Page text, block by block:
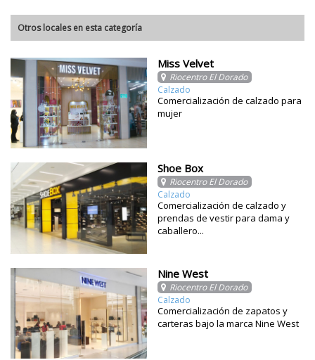
Otros locales en esta categoría
Miss Velvet
Riocentro El Dorado
Calzado
Comercialización de calzado para
mujer
Shoe Box
Riocentro El Dorado
Calzado
Comercialización de calzado y
prendas de vestir para dama y
caballero...
Nine West
Riocentro El Dorado
Calzado
Comercialización de zapatos y
carteras bajo la marca Nine West